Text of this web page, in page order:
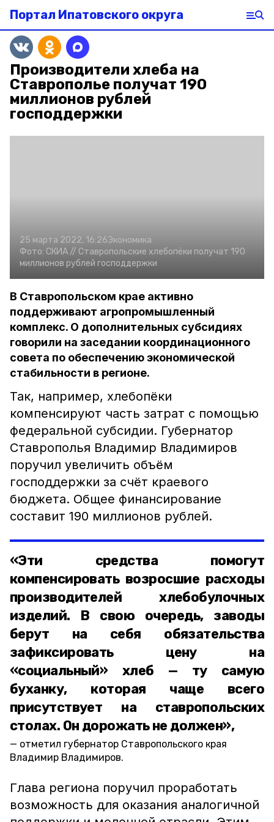
Портал Ипатовского округа
Производители хлеба на
Ставрополье получат 190
миллионов рублей
господдержки
25 марта 2022, 16:26Экономика
Фото: СКИА // Ставропольские хлебопёки получат 190
миллионов рублей господдержки
В Ставропольском крае активно
поддерживают агропромышленный
комплекс. О дополнительных субсидиях
говорили на заседании координационного
совета по обеспечению экономической
стабильности в регионе.
Так, например, хлебопёки
компенсируют часть затрат с помощью
федеральной субсидии. Губернатор
Ставрополья Владимир Владимиров
поручил увеличить объём
господдержки за счёт краевого
бюджета. Общее финансирование
составит 190 миллионов рублей.
«Эти средства помогут
компенсировать возросшие расходы
производителей хлебобулочных
изделий. В свою очередь, заводы
берут на себя обязательства
зафиксировать цену на
«социальный» хлеб — ту самую
буханку, которая чаще всего
присутствует на ставропольских
столах. Он дорожать не должен»,
отметил губернатор Ставропольского края
Владимир Владимиров.
Глава региона поручил проработать
возможность для оказания аналогичной